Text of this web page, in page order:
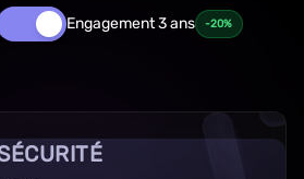
Engagement 3 ans -20%